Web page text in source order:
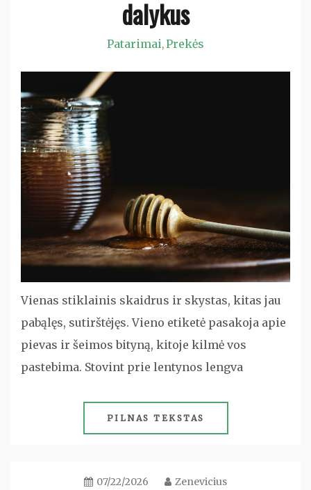
dalykus
Patarimai,Prekės
Vienas stiklainis skaidrus ir skystas, kitas jau
pabąlęs, sutirštėjęs. Vieno etiketė pasakoja apie
pievas ir šeimos bityną, kitoje kilmė vos
pastebima. Stovint prie lentynos lengva
PILNAS TEKSTAS
07/22/2026 Zenevicius